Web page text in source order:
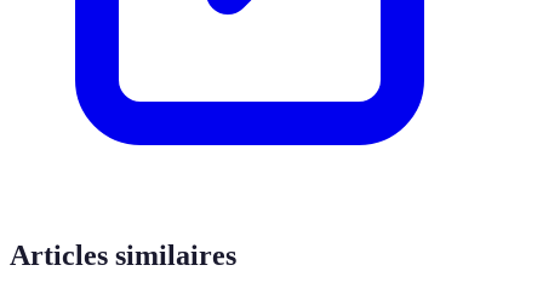
Articles similaires